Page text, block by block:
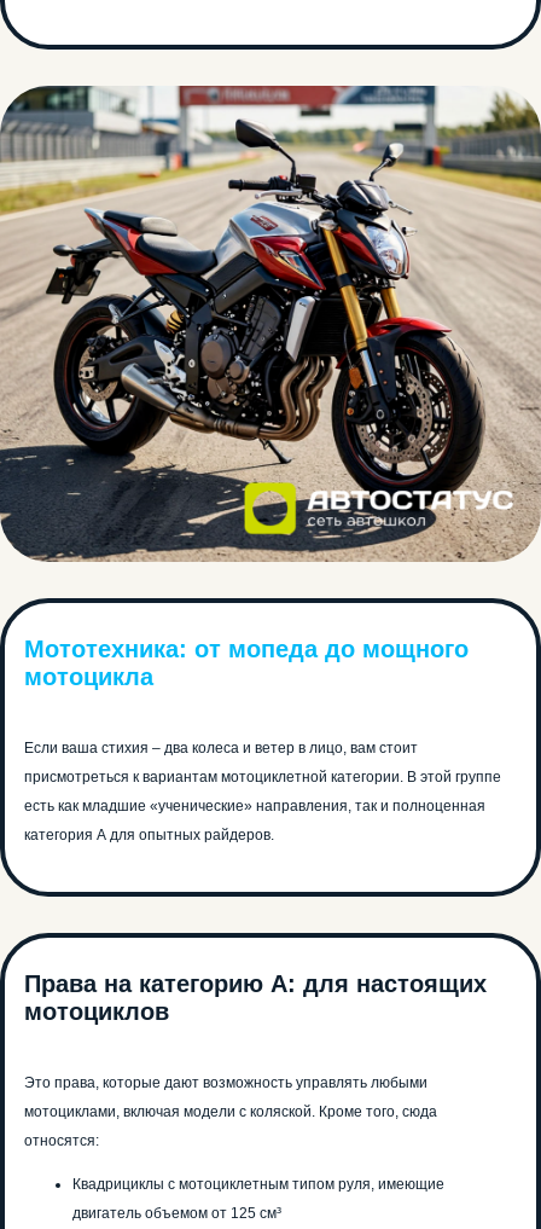
Мототехника: от мопеда до мощного
мотоцикла
Если ваша стихия – два колеса и ветер в лицо, вам стоит
присмотреться к вариантам мотоциклетной категории. В этой группе
есть как младшие «ученические» направления, так и полноценная
категория А для опытных райдеров.
Права на категорию А: для настоящих
мотоциклов
Это права, которые дают возможность управлять любыми
мотоциклами, включая модели с коляской. Кроме того, сюда
относятся:
Квадрициклы с мотоциклетным типом руля, имеющие
двигатель объемом от 125 см³